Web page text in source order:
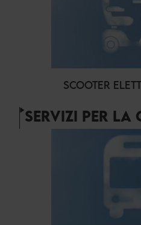
SCOOTER
SERVIZI PER LA